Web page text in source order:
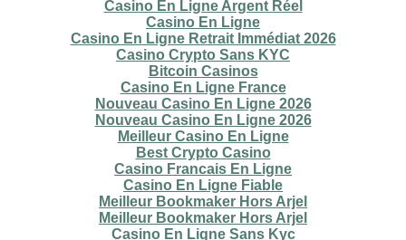
Casino En Ligne Argent Réel
Casino En Ligne
Casino En Ligne Retrait Immédiat 2026
Casino Crypto Sans KYC
Bitcoin Casinos
Casino En Ligne France
Nouveau Casino En Ligne 2026
Nouveau Casino En Ligne 2026
Meilleur Casino En Ligne
Best Crypto Casino
Casino Francais En Ligne
Casino En Ligne Fiable
Meilleur Bookmaker Hors Arjel
Meilleur Bookmaker Hors Arjel
Casino En Ligne Sans Kyc